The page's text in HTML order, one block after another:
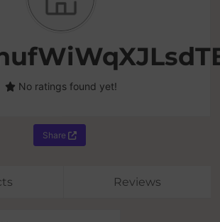
No ratings found yet!
Share
Reviews